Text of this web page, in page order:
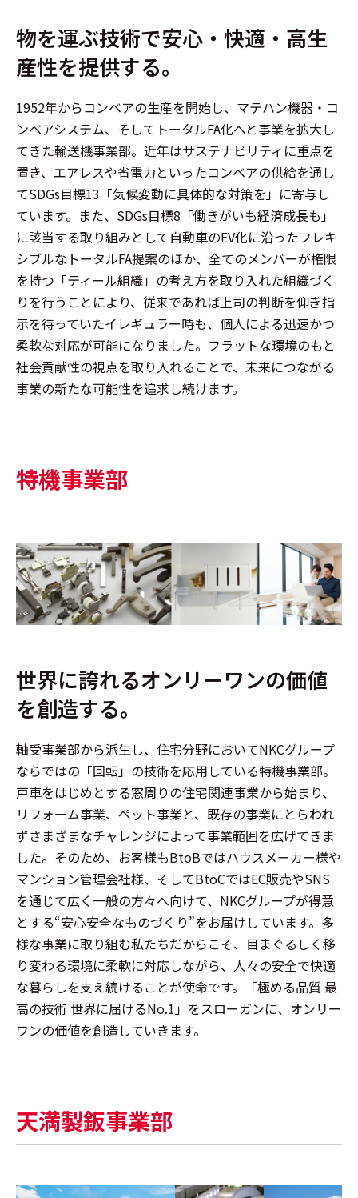
物を運ぶ技術で安心・快適・高生
産性を提供する。
1952年からコンベアの生産を開始し、マテハン機器・コ
ンベアシステム、そしてトータルFA化へと事業を拡大し
てきた輸送機事業部。近年はサステナビリティに重点を
置き、エアレスや省電力といったコンベアの供給を通し
てSDGs目標13「気候変動に具体的な対策を」に寄与し
ています。また、SDGs目標8「働きがいも経済成長も」
に該当する取り組みとして自動車のEV化に沿ったフレキ
シブルなトータルFA提案のほか、全てのメンバーが権限
を持つ「ティール組織」の考え方を取り入れた組織づく
りを行うことにより、従来であれば上司の判断を仰ぎ指
示を待っていたイレギュラー時も、個人による迅速かつ
柔軟な対応が可能になりました。フラットな環境のもと
社会貢献性の視点を取り入れることで、未来につながる
事業の新たな可能性を追求し続けます。
特機事業部
世界に誇れるオンリーワンの価値
を創造する。
軸受事業部から派生し、住宅分野においてNKCグループ
ならではの「回転」の技術を応用している特機事業部。
戸車をはじめとする窓周りの住宅関連事業から始まり、
リフォーム事業、ペット事業と、既存の事業にとらわれ
ずさまざまなチャレンジによって事業範囲を広げてきま
した。そのため、お客様もBtoBではハウスメーカー様や
マンション管理会社様、そしてBtoCではEC販売やSNS
を通じて広く一般の方々へ向けて、NKCグループが得意
とする“安心安全なものづくり”をお届けしています。多
様な事業に取り組む私たちだからこそ、目まぐるしく移
り変わる環境に柔軟に対応しながら、人々の安全で快適
な暮らしを支え続けることが使命です。「極める品質 最
高の技術 世界に届けるNo.1」をスローガンに、オンリー
ワンの価値を創造していきます。
天満製鈑事業部